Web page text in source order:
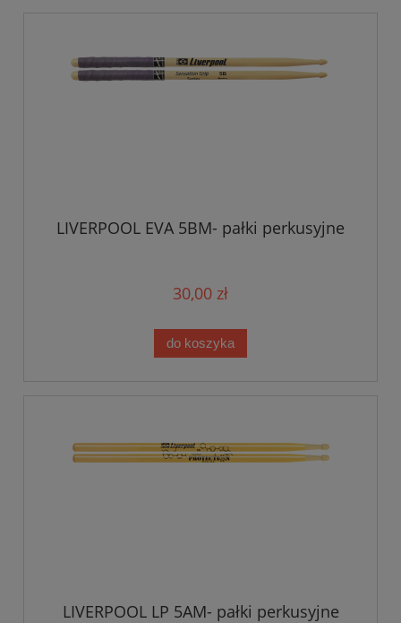
LIVERPOOL EVA 5BM- pałki perkusyjne
30,00 zł
do koszyka
LIVERPOOL LP 5AM- pałki perkusyjne